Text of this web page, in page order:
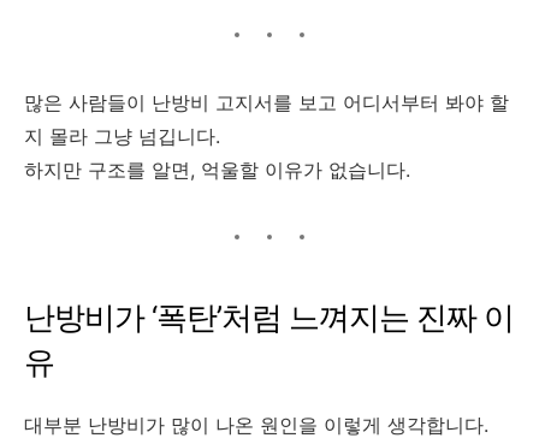
많은 사람들이 난방비 고지서를 보고 어디서부터 봐야 할
지 몰라 그냥 넘깁니다.
하지만 구조를 알면, 억울할 이유가 없습니다.
난방비가 ‘폭탄’처럼 느껴지는 진짜 이
유
대부분 난방비가 많이 나온 원인을 이렇게 생각합니다.